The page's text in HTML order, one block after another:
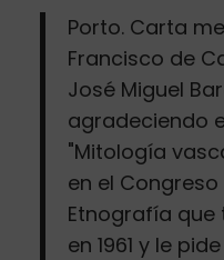
Porto. Carta
Francisco de
José Miguel
agradeciendo
"Mitología
en el
Etnografía que
en 1961 y le